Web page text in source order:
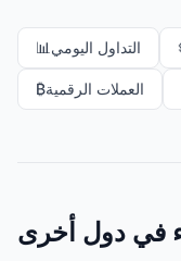
📊 التداول اليومي
₿العملات الرقمية
في دول أخرى